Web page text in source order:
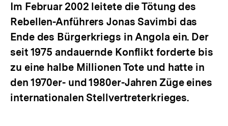
Im Februar 2002 leitete die Tötung des
Rebellen-Anführers Jonas Savimbi das
Ende des Bürgerkriegs in Angola ein. Der
seit 1975 andauernde Konflikt forderte bis
zu eine halbe Millionen Tote und hatte in
den 1970er- und 1980er-Jahren Züge eines
internationalen Stellvertreterkrieges.